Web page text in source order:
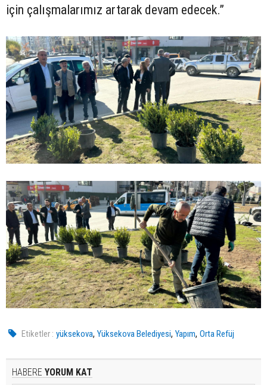
için çalışmalarımız artarak devam edecek.”
Etiketler : yüksekova,Yüksekova Belediyesi,Yapım,Orta Refüj
HABERE YORUM KAT